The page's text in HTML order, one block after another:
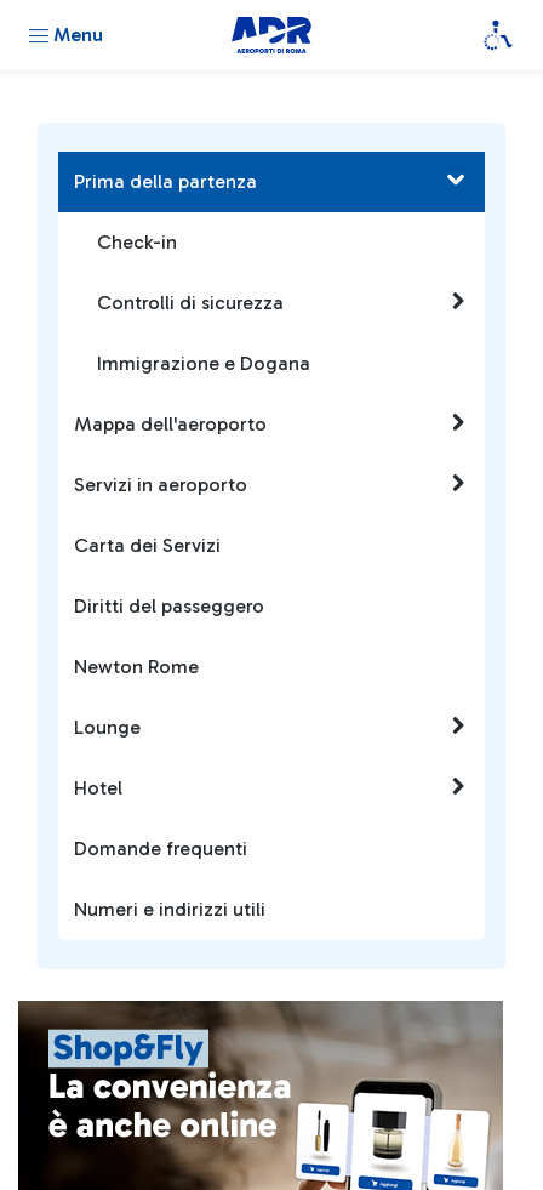
Menu
Prima della partenza
Check-in
Controlli di sicurezza
Immigrazione e Dogana
Mappa dell'aeroporto
Servizi in aeroporto
Carta dei Servizi
Diritti del passeggero
Newton Rome
Lounge
Hotel
Domande frequenti
Numeri e indirizzi utili